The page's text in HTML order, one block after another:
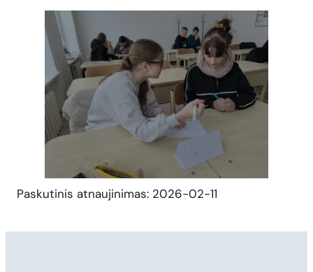
Paskutinis atnaujinimas: 2026-02-11